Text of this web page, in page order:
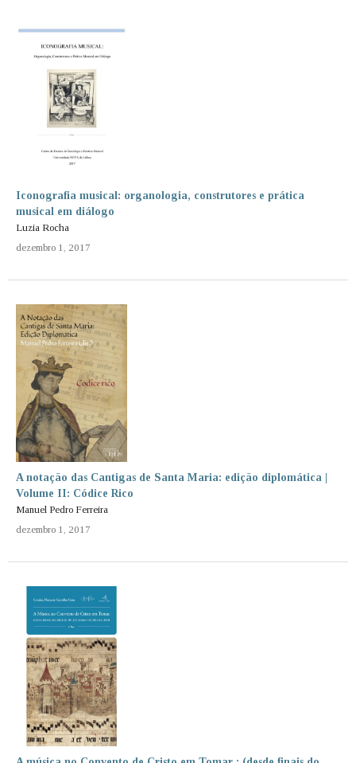
Iconografia musical: organologia, construtores e prática
musical em diálogo
Luzia Rocha
dezembro 1, 2017
A notação das Cantigas de Santa Maria: edição diplomática |
Volume II: Códice Rico
Manuel Pedro Ferreira
dezembro 1, 2017